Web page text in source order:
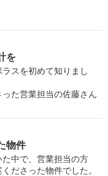
を
スを初めて知りまし
た営業担当の佐藤さん
物件
中で、営業担当の方
ださった物件でした。